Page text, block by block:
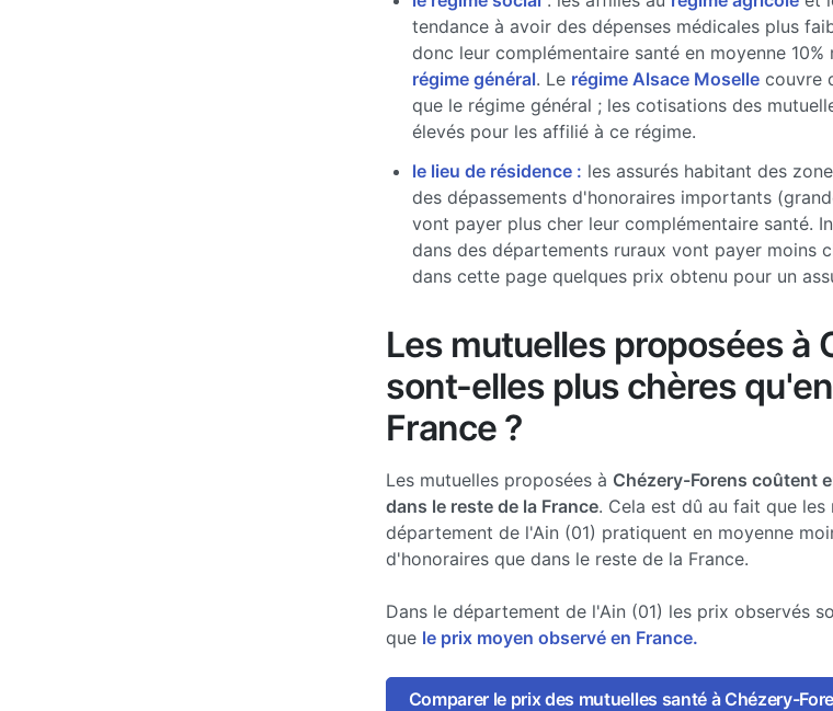
tendance à avoir des dépenses médicales plus
donc leur complémentaire santé en moyenne
régime général. Le régime Alsace Mosellecouvre
que le régime général ; les cotisations des
élevés pour les affilié à ce régime.
le lieu de résidence : les assurés habitant des
des dépassements d'honoraires importants
vont payer plus cher leur complémentaire santé.
dans des départements ruraux vont payer moins
dans cette page quelques prix obtenu pour un
Les mutuelles proposées à
sont-elles plus chères
France ?
Les mutuelles proposées à Chézery-Forens coûtent
dans le reste de la France. Cela est dû au fait que
département de l'Ain (01) pratiquent en moyenne
d'honoraires que dans le reste de la France.
Dans le département de l'Ain (01) les prix observés
que le prix moyen observé en France.
Comparer le prix des mutuelles santé à Chézery-